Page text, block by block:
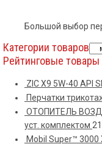
Большой выбор
Категории товаров
Рейтинговые товары
ZIC X9 5W-40 API
Перчатки
ОТОПИТЕЛЬ
уст. комплектом
Mobil Super™ 3000